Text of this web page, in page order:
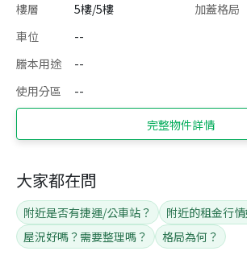
樓層
5樓/5樓 加蓋格局
車位
--
謄本用途
--
使用分區
--
完整物件詳情
大家都在問
附近是否有捷運/公車站？
附近的租金行情
屋況好嗎？需要整理嗎？
格局為何？